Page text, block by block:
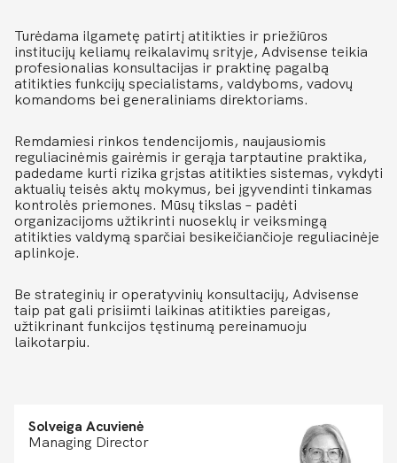
Turėdama ilgametę patirtį atitikties ir priežiūros
institucijų keliamų reikalavimų srityje, Advisense teikia
profesionalias konsultacijas ir praktinę pagalbą
atitikties funkcijų specialistams, valdyboms, vadovų
komandoms bei generaliniams direktoriams.
Remdamiesi rinkos tendencijomis, naujausiomis
reguliacinėmis gairėmis ir gerąja tarptautine praktika,
padedame kurti rizika grįstas atitikties sistemas, vykdyti
aktualių teisės aktų mokymus, bei įgyvendinti tinkamas
kontrolės priemones. Mūsų tikslas – padėti
organizacijoms užtikrinti nuoseklų ir veiksmingą
atitikties valdymą sparčiai besikeičiančioje reguliacinėje
aplinkoje.
Be strateginių ir operatyvinių konsultacijų, Advisense
taip pat gali prisiimti laikinas atitikties pareigas,
užtikrinant funkcijos tęstinumą pereinamuoju
laikotarpiu.
Solveiga Acuvienė
Managing Director